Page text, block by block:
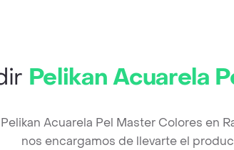
Pelikan Acuarela
Acuarela Pel Master Colores en
nos encargamos de llevarte el